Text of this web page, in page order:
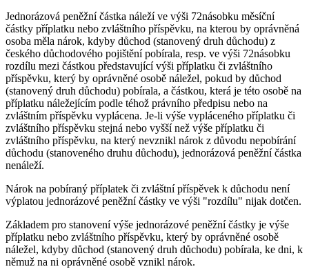
Jednorázová peněžní částka náleží ve výši 72násobku měsíční
částky příplatku nebo zvláštního příspěvku, na kterou by oprávněná
osoba měla nárok, kdyby důchod (stanovený druh důchodu) z
českého důchodového pojištění pobírala, resp. ve výši 72násobku
rozdílu mezi částkou představující výši příplatku či zvláštního
příspěvku, který by oprávněné osobě náležel, pokud by důchod
(stanovený druh důchodu) pobírala, a částkou, která je této osobě na
příplatku náležejícím podle téhož právního předpisu nebo na
zvláštním příspěvku vyplácena. Je-li výše vypláceného příplatku či
zvláštního příspěvku stejná nebo vyšší než výše příplatku či
zvláštního příspěvku, na který nevznikl nárok z důvodu nepobírání
důchodu (stanoveného druhu důchodu), jednorázová peněžní částka
nenáleží.
Nárok na pobíraný příplatek či zvláštní příspěvek k důchodu není
výplatou jednorázové peněžní částky ve výši "rozdílu" nijak dotčen.
Základem pro stanovení výše jednorázové peněžní částky je výše
příplatku nebo zvláštního příspěvku, který by oprávněné osobě
náležel, kdyby důchod (stanovený druh důchodu) pobírala, ke dni, k
němuž na ni oprávněné osobě vznikl nárok.